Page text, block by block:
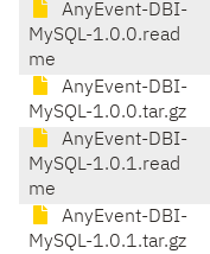
AnyEvent-DBI-
MySQL-1.0.0.read
me
AnyEvent-DBI-
MySQL-1.0.0.tar.gz
AnyEvent-DBI-
MySQL-1.0.1.read
me
AnyEvent-DBI-
MySQL-1.0.1.tar.gz